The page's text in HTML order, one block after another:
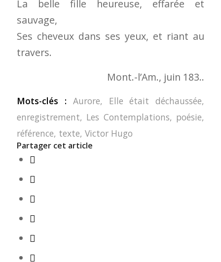
La belle fille heureuse, effarée et
sauvage,
Ses cheveux dans ses yeux, et riant au
travers.
Mont.-l’Am., juin 183..
Mots-clés : Aurore, Elle était déchaussée,
enregistrement, Les Contemplations, poésie,
référence, texte, Victor Hugo
Partager cet article